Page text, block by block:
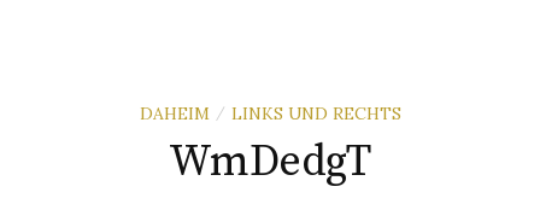
DAHEIM / LINKS UND RECHTS
WmDedgT